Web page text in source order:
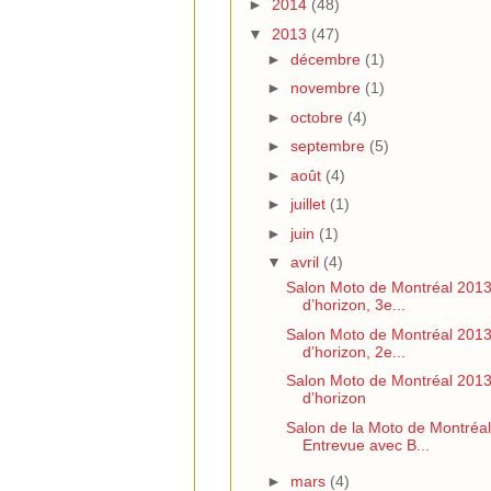
► 2014 (48)
▼ 2013 (47)
► décembre (1)
► novembre (1)
► octobre (4)
► septembre (5)
► août (4)
► juillet (1)
► juin (1)
▼ avril (4)
Salon Moto de Montréal
d’horizon, 3e...
Salon Moto de Montréal
d’horizon, 2e...
Salon Moto de Montréal
d’horizon
Salon de la Moto de
Entrevue avec B...
► mars (4)